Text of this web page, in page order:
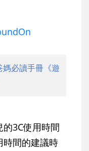
媽必讀手冊《遊
3C使用時間
時間的建議時